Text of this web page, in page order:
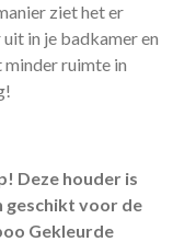
ziet het er
in je badkamer en
minder ruimte in
Deze houder is
geschikt voor de
Gekleurde